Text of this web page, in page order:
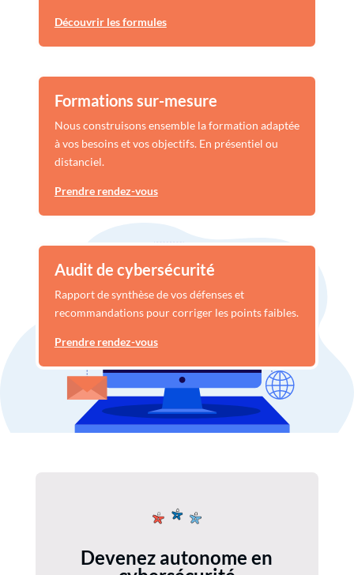
Découvrir les formules
Formations sur-mesure
Nous construisons ensemble la formation adaptée
à vos besoins et vos objectifs. En présentiel ou
distanciel.
Prendre rendez-vous
Audit de cybersécurité
Rapport de synthèse de vos défenses et
recommandations pour corriger les points faibles.
Prendre rendez-vous
Devenez autonome en